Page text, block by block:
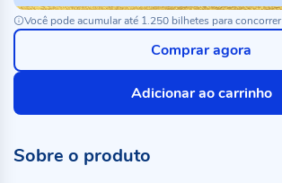
Você pode acumular até 1.250 bilhetes para concorrer
Adicionar ao carrinho
Comprar agora
Sobre o produto